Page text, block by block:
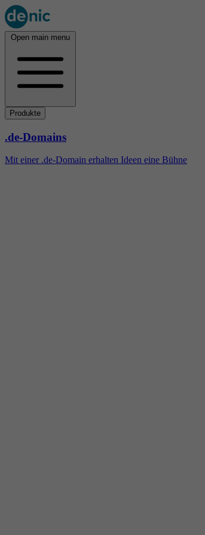
Open main menu
Produkte
.de-Domains
Mit einer .de-Domain erhalten Ideen eine Bühne